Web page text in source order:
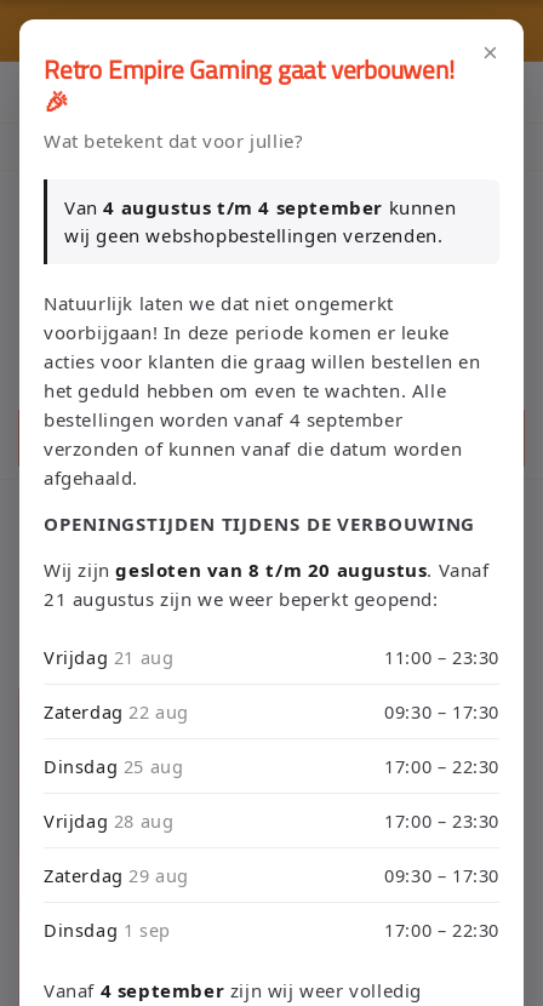
naar de
🎮
Klik Hier en Verkoop je Game of TCG collectie aan Retro Empire
Nieuw: zoek je Magic-deck automatisch op in onze voorraad.
l
Playstation 5
Filteren en sorteren 50 producten
×
Retro Empire Gaming gaat verbouwen!
🎉
Wat betekent dat voor jullie?
Van4 augustus t/m 4 september kunnen
wij geen webshopbestellingen verzenden.
Natuurlijk laten we dat niet ongemerkt
voorbijgaan! In deze periode komen er leuke
acties voor klanten die graag willen bestellen en
het geduld hebben om even te wachten. Alle
bestellingen worden vanaf 4 september
verzonden of kunnen vanaf die datum worden
afgehaald.
OPENINGSTIJDEN TIJDENS DE VERBOUWING
Wij zijngesloten van 8 t/m 20 augustus. Vanaf
21 augustus zijn we weer beperkt geopend:
Vrijdag 21 aug 11:00 – 23:30
Zaterdag22 aug 09:30 – 17:30
Dinsdag 25 aug 17:00 – 22:30
Vrijdag 28 aug 17:00 – 23:30
Zaterdag29 aug 09:30 – 17:30
Dinsdag 1 sep 17:00 – 22:30
Vanaf 4 september zijn wij weer volledig